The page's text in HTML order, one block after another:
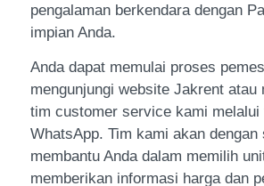
pengalaman berkendara dengan
impian Anda.
Anda dapat memulai proses
mengunjungi website Jakrent atau
tim customer service kami melalui
WhatsApp. Tim kami akan dengan
membantu Anda dalam memilih
memberikan informasi harga dan